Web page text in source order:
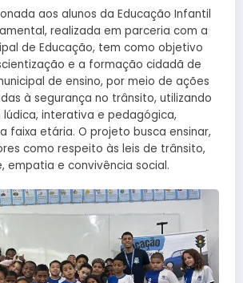
aos alunos da Educação Infantil
realizada em parceria com a
de Educação, tem como objetivo
e a formação cidadã de
de ensino, por meio de ações
à segurança no trânsito, utilizando
interativa e pedagógica,
faixa etária. O projeto busca ensinar,
como respeito às leis de trânsito,
empatia e convivência social.